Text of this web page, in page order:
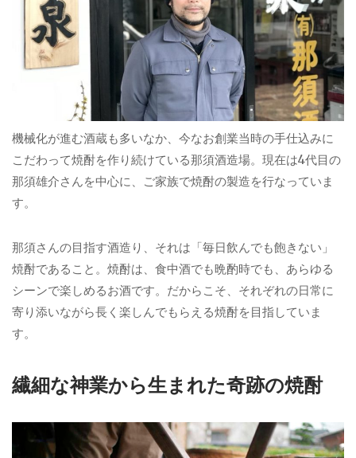
機械化が進む酒蔵も多いなか、今なお創業当時の手仕込みに
こだわって焼酎を作り続けている那須酒造場。現在は4代目の
那須雄介さんを中心に、ご家族で焼酎の製造を行なっていま
す。
那須さんの目指す酒造り、それは「毎日飲んでも飽きない」
焼酎であること。焼酎は、食中酒でも晩酌時でも、あらゆる
シーンで楽しめるお酒です。だからこそ、それぞれの日常に
寄り添いながら長く楽しんでもらえる焼酎を目指していま
す。
繊細な神業から生まれた奇跡の焼酎